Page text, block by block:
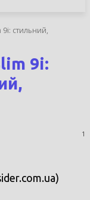
9i: стильний,
9i:
1